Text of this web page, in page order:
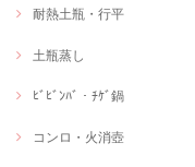
耐熱土瓶・行平
土瓶蒸し
ﾋﾞﾋﾞﾝﾊﾞ・ﾁｹﾞ鍋
コンロ・火消壺